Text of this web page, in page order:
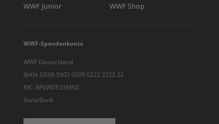
WWF Junior WWF Shop
WWF-Spendenkonto
WWF Deutschland
IBAN: DE06 5502 0500 0222 2222 22
BIC: BFSWDE33MNZ
SozialBank